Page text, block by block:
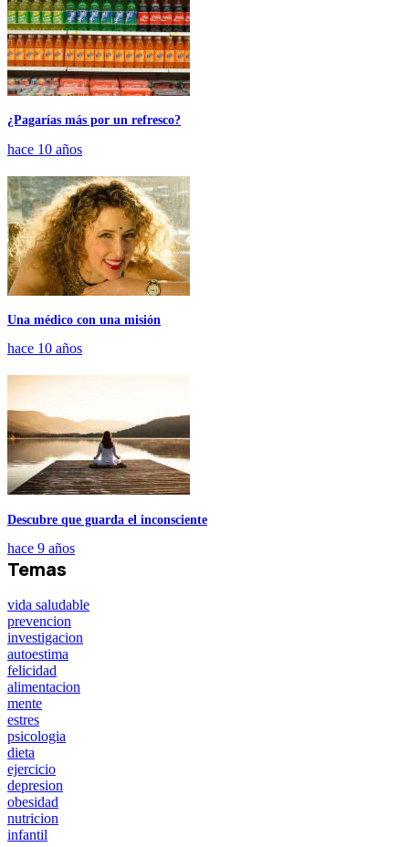
¿Pagarías más por un refresco?
hace 10 años
Una médico con una misión
hace 10 años
Descubre que guarda el inconsciente
hace 9 años
Temas
vida saludable
prevencion
investigacion
autoestima
felicidad
alimentacion
mente
estres
psicologia
dieta
ejercicio
depresion
obesidad
nutricion
infantil